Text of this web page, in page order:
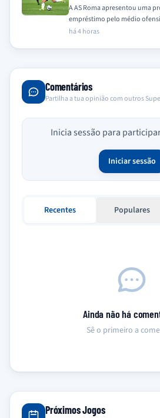
A AS Roma apresentou uma
empréstimo pelo médio
Porto, com uma opção de
há 4 horas
Comentários
Partilha a tua opinião com outros
Inicia sessão para
Iniciar sessão
Recentes Populares
Ainda não há
Sê o primeiro a
Próximos Jogos